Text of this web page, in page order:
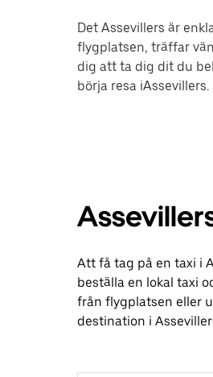
Det Assevillers är
flygplatsen, träffar
dig att ta dig dit du
börja resa iAssevillers.
Att få tag på en taxi i
beställa en lokal taxi
från flygplatsen eller
destination i